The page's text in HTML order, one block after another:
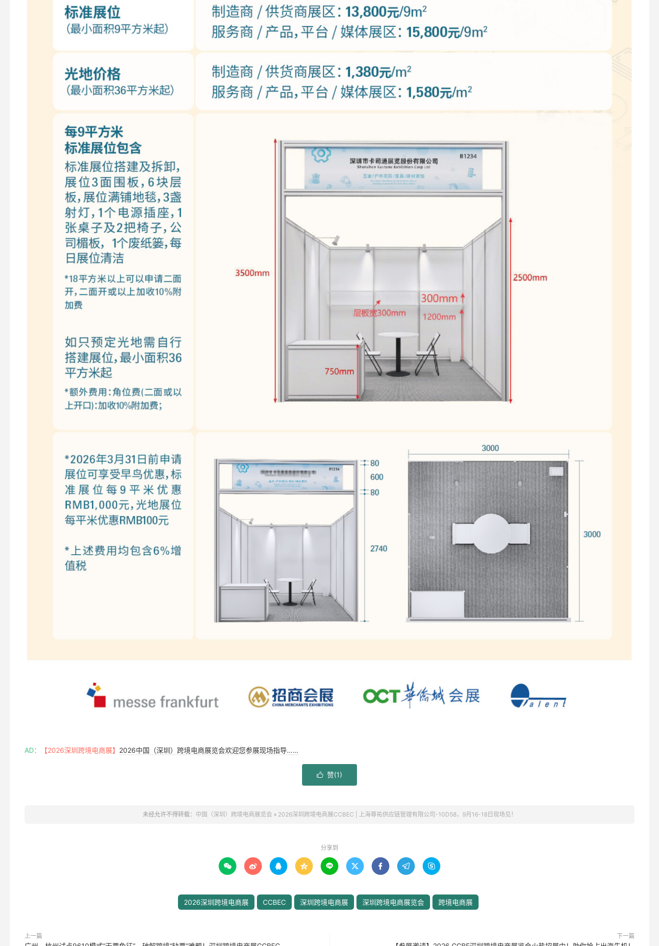
AD： 【2026深圳跨境电商展】 2026中国（深圳）跨境电商展览会欢迎您参展现场指导……
 赞(1)
未经允许不得转载： 中国（深圳）跨境电商展览会 » 2026深圳跨境电商展CCBEC | 上海尊祐供应链管理有限公司-10D58，9月16-18日现场见！
分享到
        
2026深圳跨境电商展 CCBEC 深圳跨境电商展 深圳跨境电商展览会 跨境电商展
上一篇 下一篇